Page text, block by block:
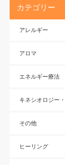
カテゴリー
アレルギー
アロマ
エネルギー療法
キネシオロジー
その他
ヒーリング